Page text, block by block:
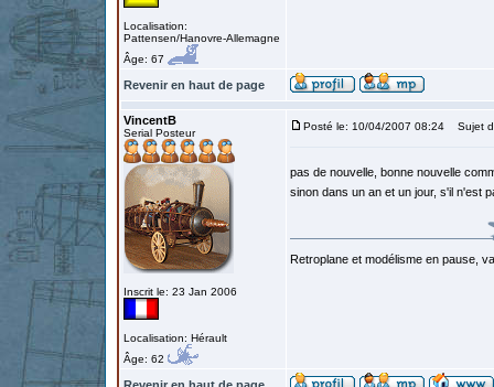
Localisation:
Pattensen/Hanovre-Allemagne
Âge: 67
Revenir en haut de page
VincentB
Serial Posteur
Inscrit le: 23 Jan 2006
Localisation: Hérault
Âge: 62
Posté le: 10/04/2007 08:24 Sujet
pas de nouvelle, bonne nouvelle
sinon dans un an et un jour, s'il n'est
Retroplane et modélisme en pause,